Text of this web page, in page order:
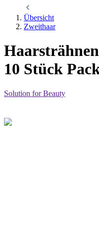
Übersicht
Zweithaar
10 Stück
Solution for Beauty